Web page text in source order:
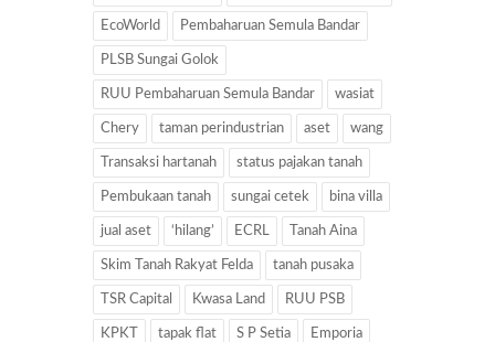
EcoWorld Pembaharuan Semula Bandar
PLSB Sungai Golok
RUU Pembaharuan Semula Bandar wasiat
Chery taman perindustrian aset wang
Transaksi hartanah status pajakan tanah
Pembukaan tanah sungai cetek bina villa
jual aset ‘hilang’ ECRL Tanah Aina
Skim Tanah Rakyat Felda tanah pusaka
TSR Capital Kwasa Land RUU PSB
KPKT tapak flat S P Setia Emporia